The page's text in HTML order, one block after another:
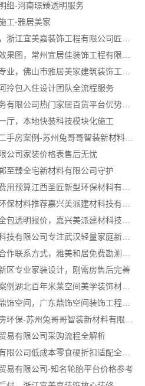
细-河南璟臻透明服务
工-雅居美家
拎包入住设计团队全流程服务
湖北省惠物电子商务有限公司热门家居百货平台优势分析
厅，本地快装科技模块化施工
性价比高旧房翻新二手房案例-苏州兔哥哥智装新材料有限公司真实完工展示
公司家装价格表售后无忧
至臻全宅新材料有限公司守护
本地快装（湖北）科技有限公司专注武汉轻量家庭新房装修
区专业家装设计，刚需房售后完善
鄂州专业家装实景案例湖北百年米莱空间美学装饰材料有限公司
广州靠谱室内设计鼎饰空间，广东鼎饰空间装饰工程有限公司匠心施工
易有限公司采购流程全解析
河南零百味供应链有限公司低成本零食硬折扣适配全场景
易有限公司-知名轮胎平台价格参考